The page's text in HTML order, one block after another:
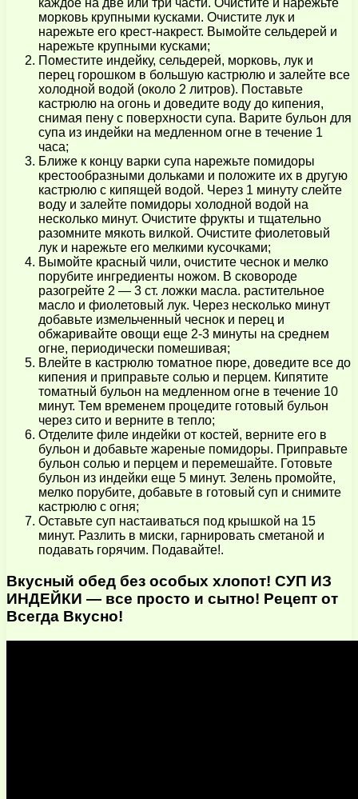
каждое на две или три части. Очистите и нарежьте
морковь крупными кусками. Очистите лук и
нарежьте его крест-накрест. Вымойте сельдерей и
нарежьте крупными кусками;
Поместите индейку, сельдерей, морковь, лук и
перец горошком в большую кастрюлю и залейте все
холодной водой (около 2 литров). Поставьте
кастрюлю на огонь и доведите воду до кипения,
снимая пену с поверхности супа. Варите бульон для
супа из индейки на медленном огне в течение 1
часа;
Ближе к концу варки супа нарежьте помидоры
крестообразными дольками и положите их в другую
кастрюлю с кипящей водой. Через 1 минуту слейте
воду и залейте помидоры холодной водой на
несколько минут. Очистите фрукты и тщательно
разомните мякоть вилкой. Очистите фиолетовый
лук и нарежьте его мелкими кусочками;
Вымойте красный чили, очистите чеснок и мелко
порубите ингредиенты ножом. В сковороде
разогрейте 2 — 3 ст. ложки масла. растительное
масло и фиолетовый лук. Через несколько минут
добавьте измельченный чеснок и перец и
обжаривайте овощи еще 2-3 минуты на среднем
огне, периодически помешивая;
Влейте в кастрюлю томатное пюре, доведите все до
кипения и приправьте солью и перцем. Кипятите
томатный бульон на медленном огне в течение 10
минут. Тем временем процедите готовый бульон
через сито и верните в тепло;
Отделите филе индейки от костей, верните его в
бульон и добавьте жареные помидоры. Приправьте
бульон солью и перцем и перемешайте. Готовьте
бульон из индейки еще 5 минут. Зелень промойте,
мелко порубите, добавьте в готовый суп и снимите
кастрюлю с огня;
Оставьте суп настаиваться под крышкой на 15
минут. Разлить в миски, гарнировать сметаной и
подавать горячим. Подавайте!.
Вкусный обед без особых хлопот! СУП ИЗ
ИНДЕЙКИ — все просто и сытно! Рецепт от
Всегда Вкусно!